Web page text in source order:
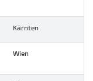
Kärnten
Wien